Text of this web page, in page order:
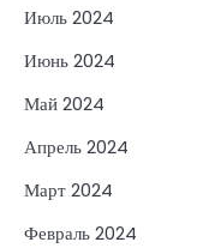
Июль 2024
Июнь 2024
Май 2024
Апрель 2024
Март 2024
Февраль 2024